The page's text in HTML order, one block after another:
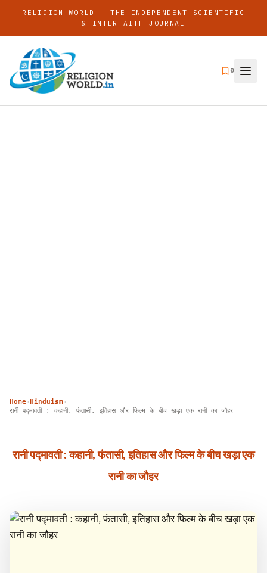
RELIGION WORLD — THE INDEPENDENT SCIENTIFIC
& INTERFAITH JOURNAL
0
Home› Hinduism›
रानी पद्मावती : कहानी, फंतासी, इतिहास और फिल्म के बीच खड़ा एक रानी का जौहर
रानी पद्मावती : कहानी, फंतासी, इतिहास और फिल्म के बीच खड़ा एक
रानी का जौहर